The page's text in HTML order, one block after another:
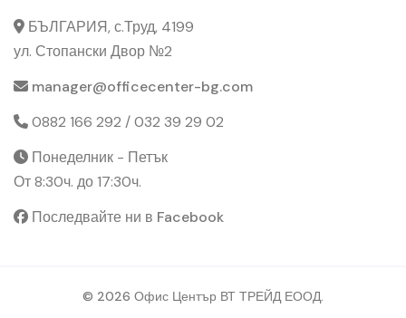
БЪЛГАРИЯ, с.Труд, 4199
ул. Стопански Двор №2
manager@officecenter-bg.com
0882 166 292 / 032 39 29 02
Понеделник - Петък
От 8:30ч. до 17:30ч.
Последвайте ни в Facebook
© 2026 Офис Център ВТ ТРЕЙД ЕООД.